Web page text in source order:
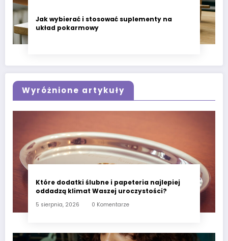
Jak wybierać i stosować suplementy na
układ pokarmowy
Wyróżnione artykuły
Które dodatki ślubne i papeteria najlepiej
oddadzą klimat Waszej uroczystości?
5 sierpnia, 2026 0 Komentarze